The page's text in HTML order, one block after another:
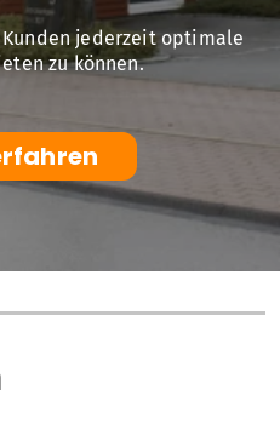
jederzeit optimale
zu können.